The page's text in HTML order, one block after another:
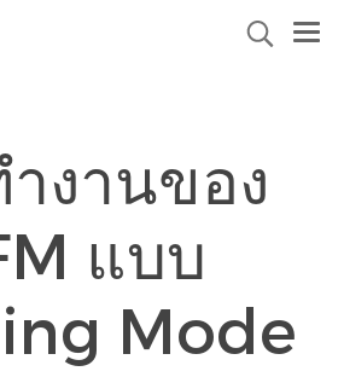
งานของ
แบบ
Mode